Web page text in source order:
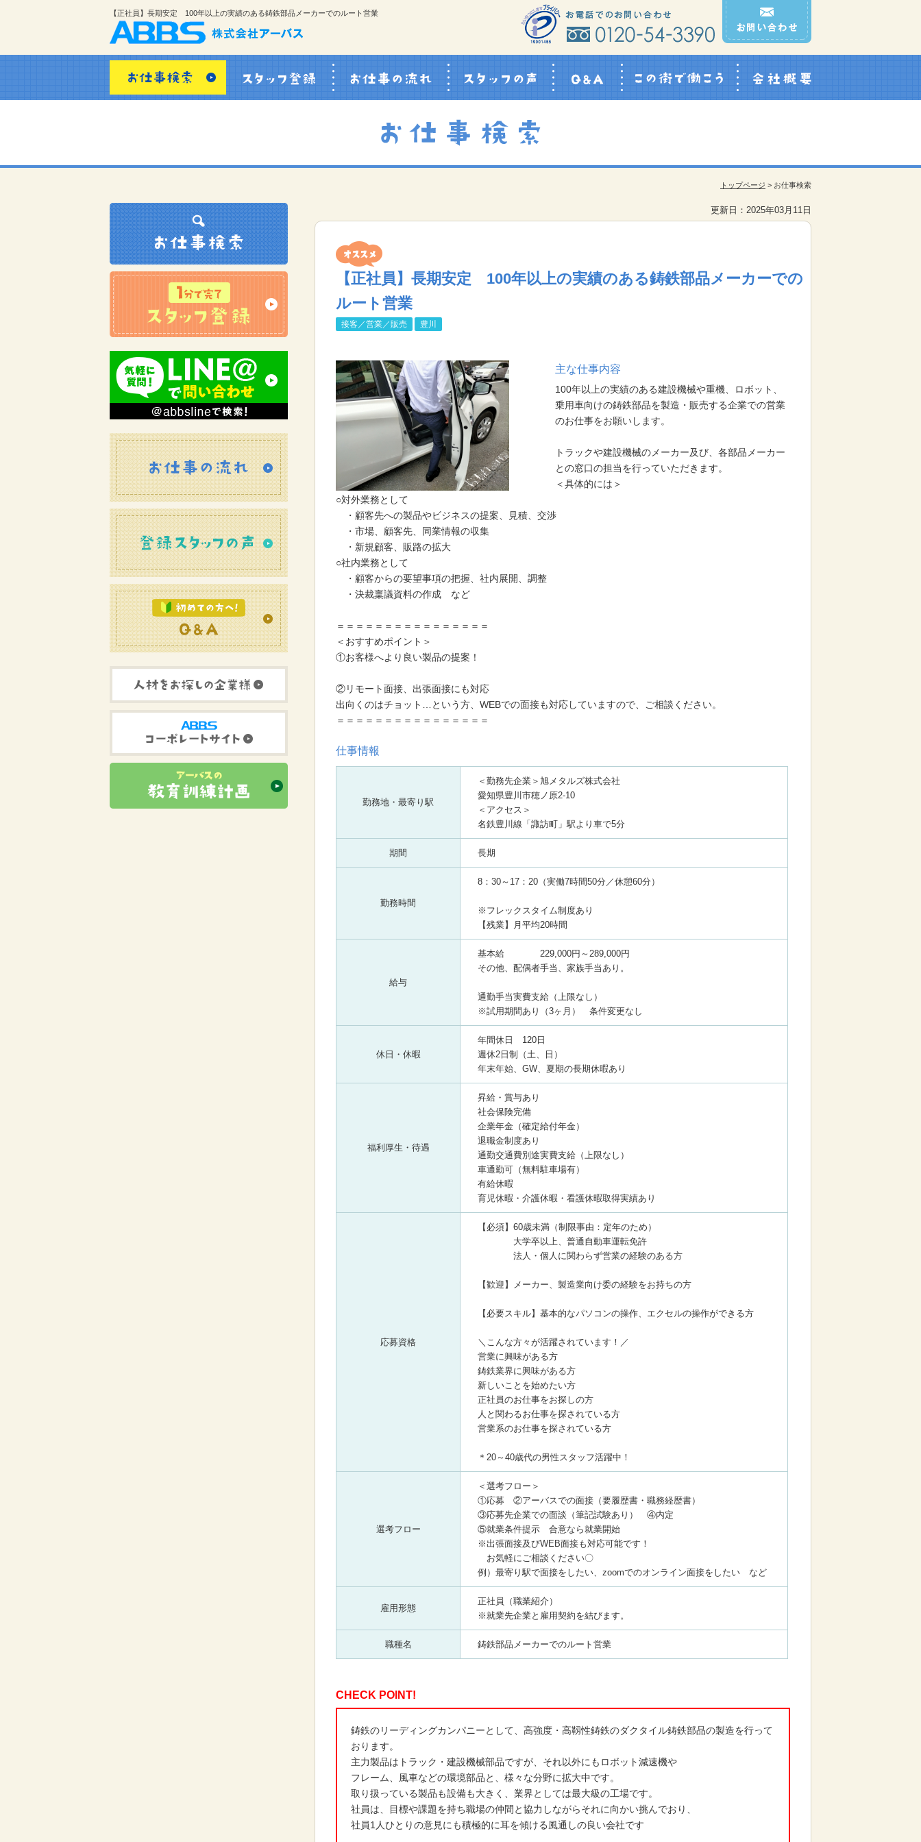
【正社員】長期安定 100年以上の実績のある鋳鉄部品メーカーでのルート営業
トップページ > お仕事検索
更新日：2025年03月11日
【正社員】長期安定 100年以上の実績のある鋳鉄部品メーカーでの
ルート営業
接客／営業／販売 豊川
主な仕事内容
100年以上の実績のある建設機械や重機、ロボット、
乗用車向けの鋳鉄部品を製造・販売する企業での営業
のお仕事をお願いします。
トラックや建設機械のメーカー及び、各部品メーカー
との窓口の担当を行っていただきます。
＜具体的には＞
○対外業務として
・顧客先への製品やビジネスの提案、見積、交渉
・市場、顧客先、同業情報の収集
・新規顧客、販路の拡大
○社内業務として
・顧客からの要望事項の把握、社内展開、調整
・決裁稟議資料の作成 など
＝＝＝＝＝＝＝＝＝＝＝＝＝＝＝＝
＜おすすめポイント＞
①お客様へより良い製品の提案！
②リモート面接、出張面接にも対応
出向くのはチョット…という方、WEBでの面接も対応していますので、ご相談ください。
＝＝＝＝＝＝＝＝＝＝＝＝＝＝＝＝
仕事情報
勤務地・最寄り駅
＜勤務先企業＞旭メタルズ株式会社
愛知県豊川市穂ノ原2-10
＜アクセス＞
名鉄豊川線「諏訪町」駅より車で5分
期間 長期
勤務時間
8：30～17：20（実働7時間50分／休憩60分）
※フレックスタイム制度あり
【残業】月平均20時間
給与
基本給 229,000円～289,000円
その他、配偶者手当、家族手当あり。
通勤手当実費支給（上限なし）
※試用期間あり（3ヶ月） 条件変更なし
休日・休暇
年間休日 120日
週休2日制（土、日）
年末年始、GW、夏期の長期休暇あり
福利厚生・待遇
昇給・賞与あり
社会保険完備
企業年金（確定給付年金）
退職金制度あり
通勤交通費別途実費支給（上限なし）
車通勤可（無料駐車場有）
有給休暇
育児休暇・介護休暇・看護休暇取得実績あり
応募資格
【必須】60歳未満（制限事由：定年のため）
大学卒以上、普通自動車運転免許
法人・個人に関わらず営業の経験のある方
【歓迎】メーカー、製造業向け委の経験をお持ちの方
【必要スキル】基本的なパソコンの操作、エクセルの操作ができる方
＼こんな方々が活躍されています！／
営業に興味がある方
鋳鉄業界に興味がある方
新しいことを始めたい方
正社員のお仕事をお探しの方
人と関わるお仕事を探されている方
営業系のお仕事を探されている方
＊20～40歳代の男性スタッフ活躍中！
選考フロー
＜選考フロー＞
①応募 ②アーバスでの面接（要履歴書・職務経歴書）
③応募先企業での面談（筆記試験あり） ④内定
⑤就業条件提示 合意なら就業開始
※出張面接及びWEB面接も対応可能です！
お気軽にご相談ください〇
例）最寄り駅で面接をしたい、zoomでのオンライン面接をしたい など
雇用形態
正社員（職業紹介）
※就業先企業と雇用契約を結びます。
職種名 鋳鉄部品メーカーでのルート営業
CHECK POINT!
鋳鉄のリーディングカンパニーとして、高強度・高靱性鋳鉄のダクタイル鋳鉄部品の製造を行って
おります。
主力製品はトラック・建設機械部品ですが、それ以外にもロボット減速機や
フレーム、風車などの環境部品と、様々な分野に拡大中です。
取り扱っている製品も設備も大きく、業界としては最大級の工場です。
社員は、目標や課題を持ち職場の仲間と協力しながらそれに向かい挑んでおり、
社員1人ひとりの意見にも積極的に耳を傾ける風通しの良い会社です
登録スタッフの声
初めての方へ！Q&A